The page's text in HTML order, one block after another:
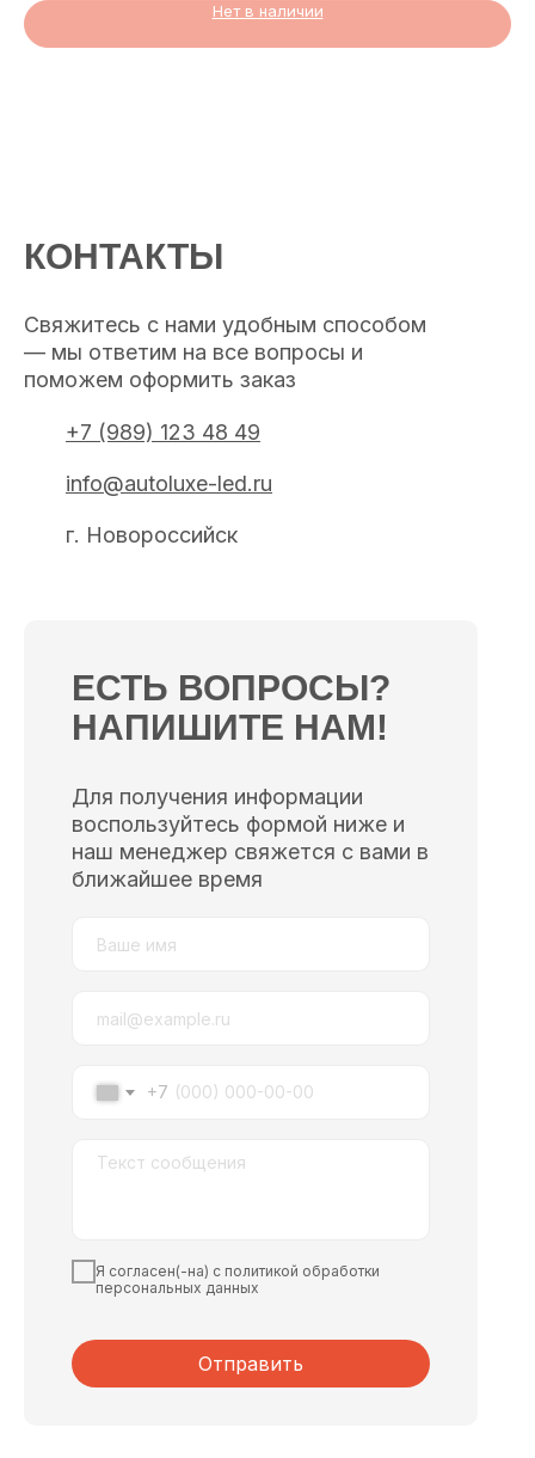
Нет в наличии
КОНТАКТЫ
ЕСТЬ ВОПРОСЫ?
НАПИШИТЕ НАМ!
Свяжитесь с нами удобным способом
— мы ответим на все вопросы и
поможем оформить заказ
Для получения информации
воспользуйтесь формой ниже и
наш менеджер свяжется с вами в
ближайшее время
+7 (989) 123 48 49
info@autoluxe-led.ru
г. Новороссийск
+7
Я согласен(-на) с политикой обработки
персональных данных
Отправить